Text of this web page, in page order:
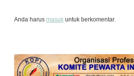
Anda harus masuk untuk berkomentar.